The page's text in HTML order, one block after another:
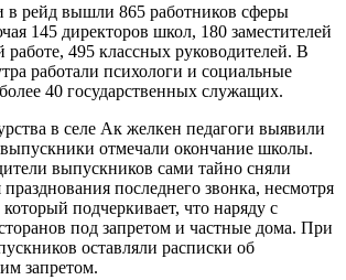
рейд вышли 865 работников сферы
145 директоров школ, 180 заместителей
работе, 495 классных руководителей. В
работали психологи и социальные
40 государственных служащих.
в селе Ак желкен педагоги выявили
отмечали окончание школы.
выпускников сами тайно сняли
последнего звонка, несмотря
который подчеркивает, что наряду с
под запретом и частные дома. При
оставляли расписки об
запретом.